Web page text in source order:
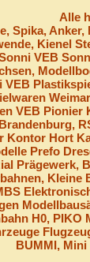
Alle
Spika,
Kienel
VEB
VEB
VEB Pionier
Kontor Hort
Prefo
Prägewerk,
Kleine
H0, PIKO
BUMMI,